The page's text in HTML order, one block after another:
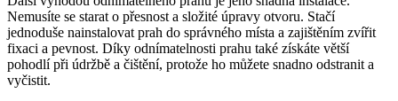
Nemusíte se starat o přesnost a složité úpravy otvoru. Stačí
jednoduše nainstalovat prah do správného místa a zajištěním zvířit
fixaci a pevnost. Díky odnímatelnosti prahu také získáte větší
pohodlí při údržbě a čištění, protože ho můžete snadno odstranit a
vyčistit.